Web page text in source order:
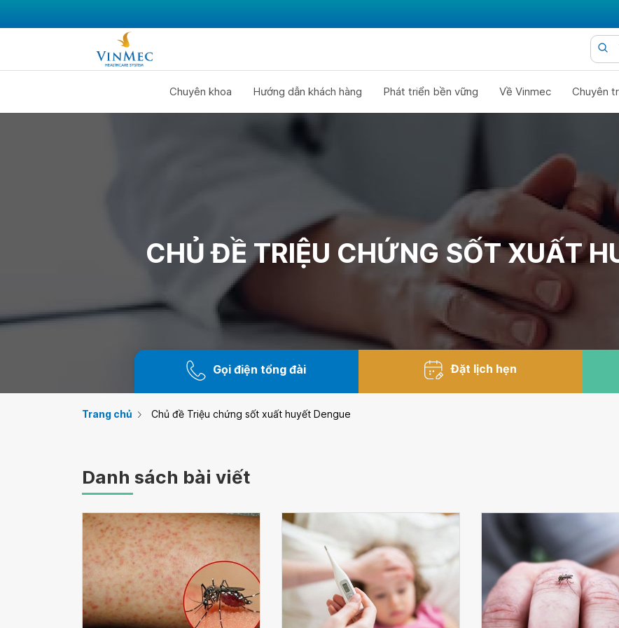
Chuyên khoa Hướng dẫn khách hàng Phát triển bền vững Về Vinmec Chuyên
CHỦ ĐỀ TRIỆU CHỨNG SỐT XUẤT
Gọi điện tổng đài Đặt lịch hẹn
Trang chủ Chủ đề Triệu chứng sốt xuất huyết Dengue
Danh sách bài viết